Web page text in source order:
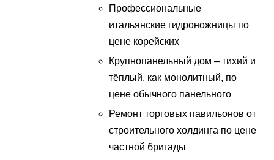
Профессиональные
итальянские гидроножницы по
цене корейских
Крупнопанельный дом – тихий и
тёплый, как монолитный, по
цене обычного панельного
Ремонт торговых павильонов от
строительного холдинга по цене
частной бригады